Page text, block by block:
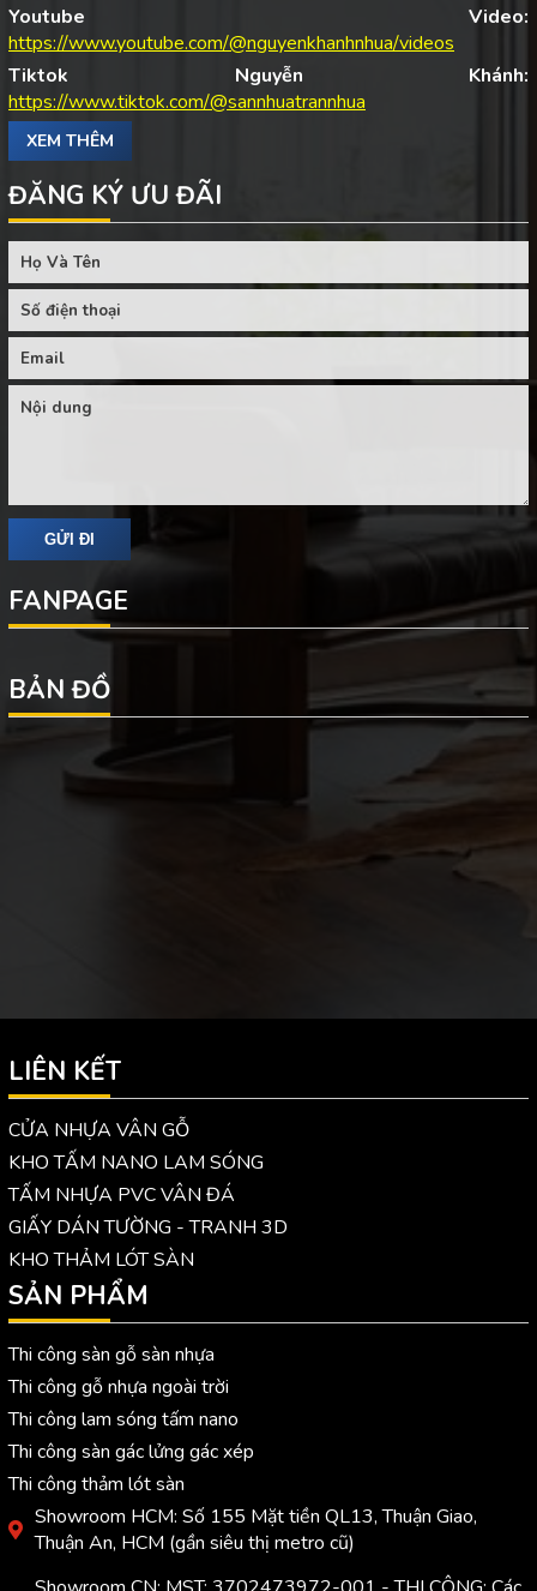
Youtube Video:
https://www.youtube.com/@nguyenkhanhnhua/videos
Tiktok Nguyễn Khánh:
https://www.tiktok.com/@sannhuatrannhua
XEM THÊM
ĐĂNG KÝ ƯU ĐÃI
FANPAGE
BẢN ĐỒ
LIÊN KẾT
CỬA NHỰA VÂN GỖ
KHO TẤM NANO LAM SÓNG
TẤM NHỰA PVC VÂN ĐÁ
GIẤY DÁN TƯỜNG - TRANH 3D
KHO THẢM LÓT SÀN
SẢN PHẨM
Thi công sàn gỗ sàn nhựa
Thi công gỗ nhựa ngoài trời
Thi công lam sóng tấm nano
Thi công sàn gác lửng gác xép
Thi công thảm lót sàn
Showroom HCM: Số 155 Mặt tiền QL13, Thuận Giao,
Thuận An, HCM (gần siêu thị metro cũ)